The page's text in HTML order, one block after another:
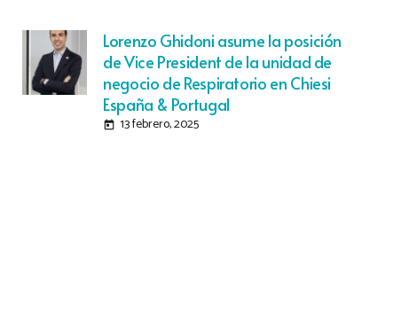
Lorenzo Ghidoni asume la posición
de Vice President de la unidad de
negocio de Respiratorio en Chiesi
España & Portugal
today 13 febrero, 2025